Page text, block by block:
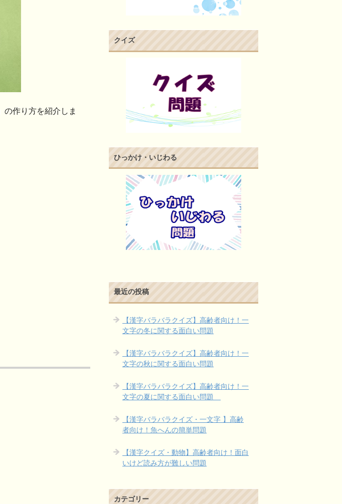
の作り方を紹介しま
クイズ
ひっかけ・いじわる
最近の投稿
【漢字バラバラクイズ】高齢者向け！一
文字の冬に関する面白い問題
【漢字バラバラクイズ】高齢者向け！一
文字の秋に関する面白い問題
【漢字バラバラクイズ】高齢者向け！一
文字の夏に関する面白い問題
【漢字バラバラクイズ・一文字 】高齢
者向け！魚へんの簡単問題
【漢字クイズ・動物】高齢者向け！面白
いけど読み方が難しい問題
カテゴリー